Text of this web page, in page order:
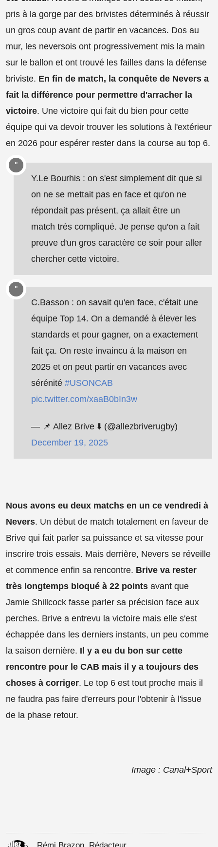
pris à la gorge par des brivistes déterminés à réussir
un gros coup avant de partir en vacances. Dos au
mur, les neversois ont progressivement mis la main
sur le ballon et ont trouvé les failles dans la défense
briviste. En fin de match, la conquête de Nevers a
fait la différence pour permettre d'arracher la
victoire. Une victoire qui fait du bien pour cette
équipe qui va devoir trouver les solutions à l'extérieur
en 2026 pour espérer rester dans la course au top 6.
Y.Le Bourhis : on s'est simplement dit que si
on ne se mettait pas en face et qu'on ne
répondait pas présent, ça allait être un
match très compliqué. Je pense qu'on a fait
preuve d'un gros caractère ce soir pour aller
chercher cette victoire.
C.Basson : on savait qu'en face, c'était une
équipe Top 14. On a demandé à élever les
standards et pour gagner, on a exactement
fait ça. On reste invaincu à la maison en
2025 et on peut partir en vacances avec
sérénité #USONCAB
pic.twitter.com/xaaB0bIn3w
— 📌 Allez Brive ⬇️ (@allezbriverugby)
December 19, 2025
Nous avons eu deux matchs en un ce vendredi à
Nevers. Un début de match totalement en faveur de
Brive qui fait parler sa puissance et sa vitesse pour
inscrire trois essais. Mais derrière, Nevers se réveille
et commence enfin sa rencontre. Brive va rester
très longtemps bloqué à 22 points avant que
Jamie Shillcock fasse parler sa précision face aux
perches. Brive a entrevu la victoire mais elle s'est
échappée dans les derniers instants, un peu comme
la saison dernière. Il y a eu du bon sur cette
rencontre pour le CAB mais il y a toujours des
choses à corriger. Le top 6 est tout proche mais il
ne faudra pas faire d'erreurs pour l'obtenir à l'issue
de la phase retour.
Image : Canal+Sport